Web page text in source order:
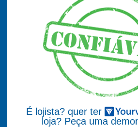
É lojista? quer ter
loja? Peça uma